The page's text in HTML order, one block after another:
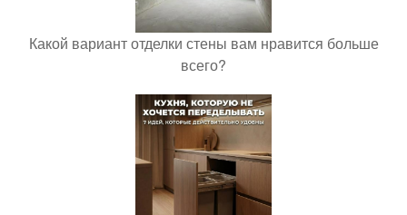
Какой вариант отделки стены вам нравится больше
всего?